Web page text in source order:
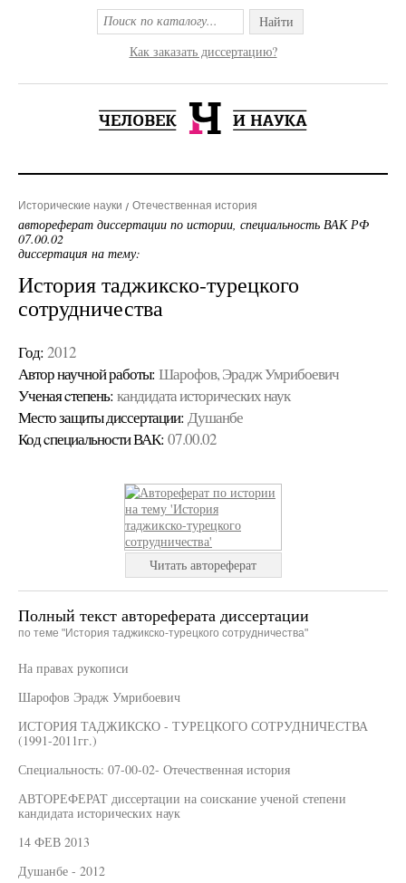
Найти
Как заказать диссертацию?
Исторические науки Отечественная история
автореферат диссертации по истории, специальность ВАК РФ
07.00.02
диссертация на тему:
История таджикско-турецкого
сотрудничества
Год: 2012
Автор научной работы: Шарофов, Эрадж Умрибоевич
Ученая cтепень: кандидата исторических наук
Место защиты диссертации: Душанбе
Код cпециальности ВАК: 07.00.02
Читать автореферат
Полный текст автореферата диссертации
по теме "История таджикско-турецкого сотрудничества"
На правах рукописи
Шарофов Эрадж Умрибоевич
ИСТОРИЯ ТАДЖИКСКО - ТУРЕЦКОГО СОТРУДНИЧЕСТВА
(1991-2011гг.)
Специальность: 07-00-02- Отечественная история
АВТОРЕФЕРАТ диссертации на соискание ученой степени
кандидата исторических наук
14 ФЕВ 2013
Душанбе - 2012